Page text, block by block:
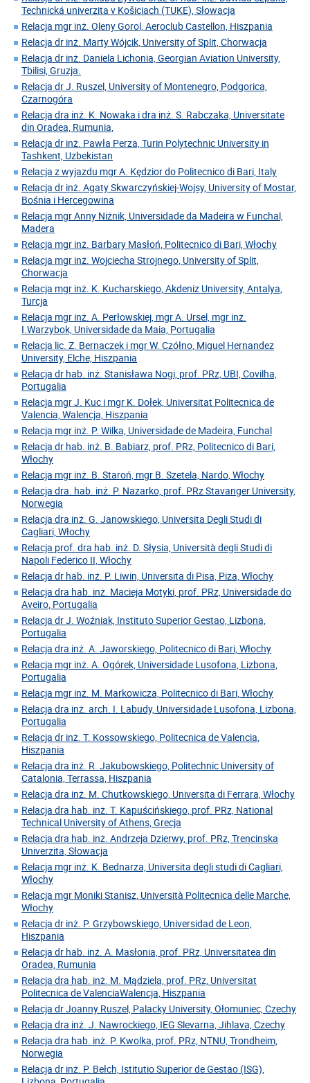
Technická univerzita v Košiciach (TUKE), Słowacja
Relacja mgr inż. Oleny Gorol, Aeroclub Castellon, Hiszpania
Relacja dr inż. Marty Wójcik, University of Split, Chorwacja
Relacja dr inż. Daniela Lichonia, Georgian Aviation University,
Tbilisi, Gruzja.
Relacja dr J. Ruszel, University of Montenegro, Podgorica,
Czarnogóra
Relacja dra inż. K. Nowaka i dra inż. S. Rabczaka, Universitate
din Oradea, Rumunia,
Relacja dr inż. Pawła Perza, Turin Polytechnic University in
Tashkent, Uzbekistan
Relacja z wyjazdu mgr A. Kędzior do Politecnico di Bari, Italy
Relacja dr inż. Agaty Skwarczyńskiej-Wojsy, University of Mostar,
Bośnia i Hercegowina
Relacja mgr Anny Niżnik, Universidade da Madeira w Funchal,
Madera
Relacja mgr inż. Barbary Masłoń, Politecnico di Bari, Włochy
Relacja mgr inż. Wojciecha Strojnego, University of Split,
Chorwacja
Relacja mgr inż. K. Kucharskiego, Akdeniz University, Antalya,
Turcja
Relacja mgr inż. A. Perłowskiej, mgr A. Ursel, mgr inż.
I.Warzybok, Universidade da Maia, Portugalia
Relacja lic. Z. Bernaczek i mgr W. Czółno, Miguel Hernandez
University, Elche, Hiszpania
Relacja dr hab. inż. Stanisława Nogi, prof. PRz, UBI, Covilha,
Portugalia
Relacja mgr J. Kuc i mgr K. Dołek, Universitat Politecnica de
Valencia, Walencja, Hiszpania
Relacja mgr inż. P. Wilka, Universidade de Madeira, Funchal
Relacja dr hab. inż. B. Babiarz, prof. PRz, Politecnico di Bari,
Włochy
Relacja mgr inż. B. Staroń, mgr B. Szetela, Nardo, Włochy
Relacja dra. hab. inż. P. Nazarko, prof. PRz Stavanger University,
Norwegia
Relacja dra inż. G. Janowskiego, Universita Degli Studi di
Cagliari, Włochy
Relacja prof. dra hab. inż. D. Słysia, Università degli Studi di
Napoli Federico II, Włochy
Relacja dr hab. inż. P. Liwin, Universita di Pisa, Piza, Włochy
Relacja dra hab. inż. Macieja Motyki, prof. PRz, Universidade do
Aveiro, Portugalia
Relacja dr J. Woźniak, Instituto Superior Gestao, Lizbona,
Portugalia
Relacja dra inż. A. Jaworskiego, Politecnico di Bari, Włochy
Relacja mgr inż. A. Ogórek, Universidade Lusofona, Lizbona,
Portugalia
Relacja mgr inż. M. Markowicza, Politecnico di Bari, Włochy
Relacja dra inż. arch. I. Labudy, Universidade Lusofona, Lizbona,
Portugalia
Relacja dr inż. T. Kossowskiego, Politecnica de Valencia,
Hiszpania
Relacja dra inż. R. Jakubowskiego, Politechnic University of
Catalonia, Terrassa, Hiszpania
Relacja dra inż. M. Chutkowskiego, Universita di Ferrara, Włochy
Relacja dra hab. inż. T. Kapuścińskiego, prof. PRz, National
Technical University of Athens, Grecja
Relacja dra hab. inż. Andrzeja Dzierwy, prof. PRz, Trencinska
Univerzita, Słowacja
Relacja mgr inż. K. Bednarza, Universita degli studi di Cagliari,
Włochy
Relacja mgr Moniki Stanisz, Università Politecnica delle Marche,
Włochy
Relacja dr inż. P. Grzybowskiego, Universidad de Leon,
Hiszpania
Relacja dr hab. inż. A. Masłonia, prof. PRz, Universitatea din
Oradea, Rumunia
Relacja dra hab. inż. M. Mądziela, prof. PRz, Universitat
Politecnica de ValenciaWalencja, Hiszpania
Relacja dr Joanny Ruszel, Palacky University, Ołomuniec, Czechy
Relacja dra inż. J. Nawrockiego, IEG Slevarna, Jihlava, Czechy
Relacja dra hab. inż. P. Kwolka, prof. PRz, NTNU, Trondheim,
Norwegia
Relacja dr inż. P. Bełch, Istitutio Superior de Gestao (ISG),